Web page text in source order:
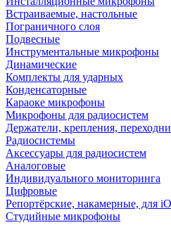
Встраиваемые, настольные
Пограничного слоя
Подвесные
Инструментальные микрофоны
Динамические
Комплекты для ударных
Конденсаторные
Караоке микрофоны
Микрофоны для радиосистем
Держатели, крепления,
Радиосистемы
Аксессуары для радиосистем
Аналоговые
Индивидуального мониторинга
Цифровые
Репортёрские, накамерные, для
Студийные микрофоны